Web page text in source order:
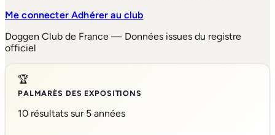
Me connecterAdhérer au club
Doggen Club de France — Données issues du registre
officiel
🏆
PALMARÈS DES EXPOSITIONS
10 résultats sur 5 années